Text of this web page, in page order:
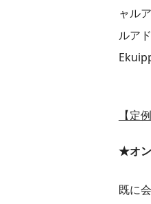
ャル
ルア
【定
★オン
既に